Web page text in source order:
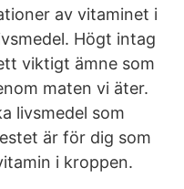
av vitaminet i
Högt intag
viktigt ämne som
maten vi äter.
livsmedel som
är för dig som
i kroppen.